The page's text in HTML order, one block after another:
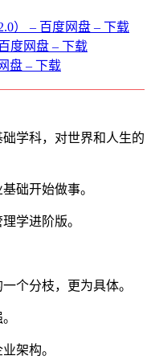
） – 百度网盘 – 下载
度网盘 – 下载
盘 – 下载
学科，对世界和人生的
础开始做事。
学进阶版。
个分枝，更为具体。
架构。